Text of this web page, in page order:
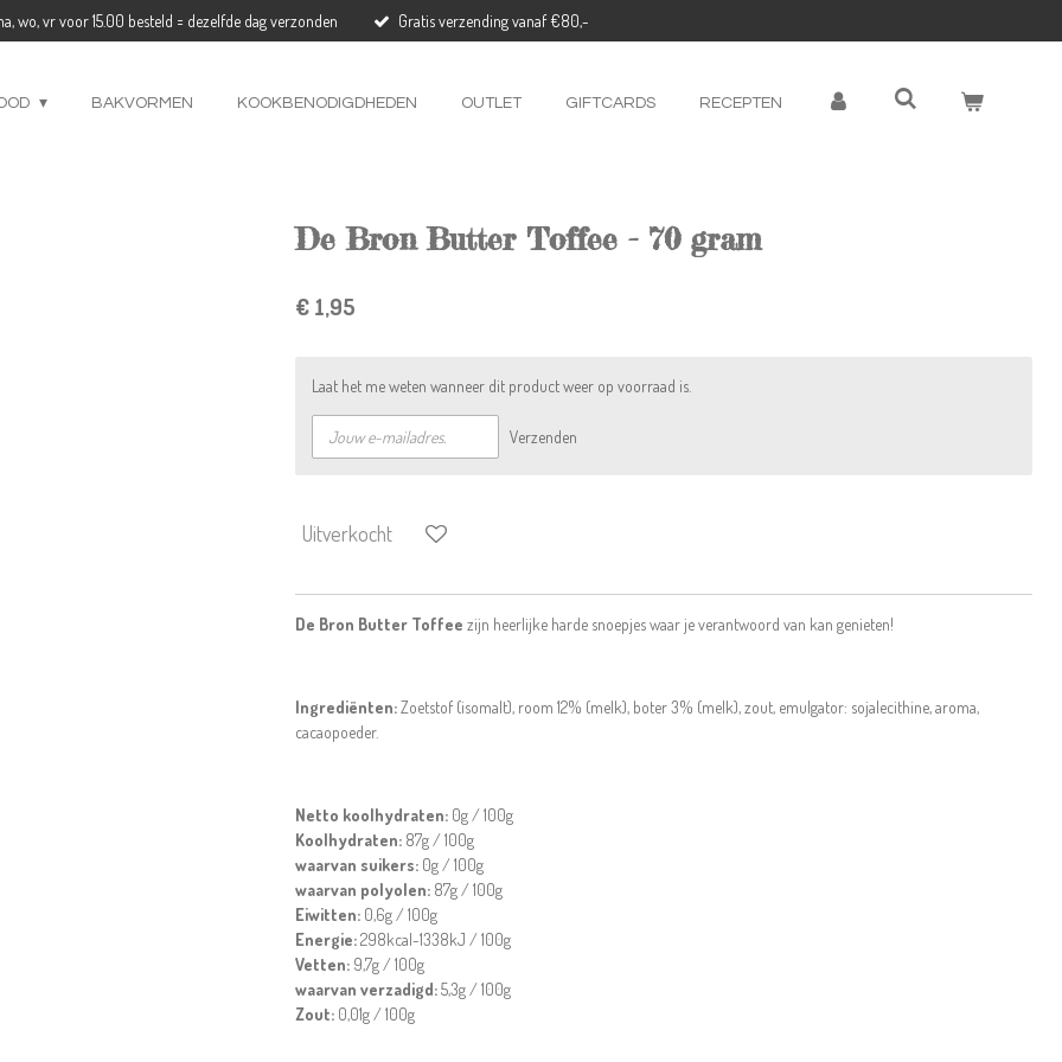
wo, vr voor 15.00 besteld = dezelfde dag verzonden Gratis verzending vanaf €80,-
BAKVORMEN KOOKBENODIGDHEDEN OUTLET GIFTCARDS RECEPTEN
De Bron Butter Toffee - 70 gram
€ 1,95
Laat het me weten wanneer dit product weer op voorraad is.
Verzenden
Uitverkocht
De Bron Butter Toffee zijn heerlijke harde snoepjes waar je verantwoord van kan genieten!
Ingrediënten:Zoetstof (isomalt), room 12% (melk), boter 3% (melk), zout, emulgator: sojalecithine, aroma,
cacaopoeder.
Netto koolhydraten: 0g / 100g
Koolhydraten: 87g / 100g
waarvan suikers: 0g / 100g
waarvan polyolen: 87g / 100g
Eiwitten: 0,6g / 100g
Energie:298kcal-1338kJ / 100g
Vetten: 9,7g / 100g
waarvan verzadigd:5,3g / 100g
Zout: 0,01g / 100g